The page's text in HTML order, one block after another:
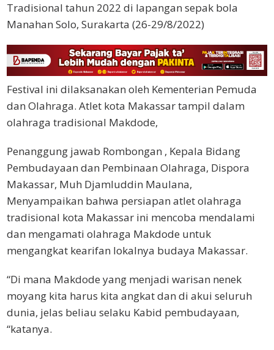
Tradisional tahun 2022 di lapangan sepak bola
Manahan Solo, Surakarta (26-29/8/2022)
Festival ini dilaksanakan oleh Kementerian Pemuda
dan Olahraga. Atlet kota Makassar tampil dalam
olahraga tradisional Makdode,
Penanggung jawab Rombongan , Kepala Bidang
Pembudayaan dan Pembinaan Olahraga, Dispora
Makassar, Muh Djamluddin Maulana,
Menyampaikan bahwa persiapan atlet olahraga
tradisional kota Makassar ini mencoba mendalami
dan mengamati olahraga Makdode untuk
mengangkat kearifan lokalnya budaya Makassar.
“Di mana Makdode yang menjadi warisan nenek
moyang kita harus kita angkat dan di akui seluruh
dunia, jelas beliau selaku Kabid pembudayaan,
“katanya.